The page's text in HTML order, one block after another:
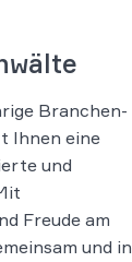
Branchen-
Ihnen eine
und
Freude am
und in